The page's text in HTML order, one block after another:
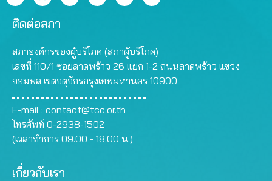
ติดต่อสภา
สภาองค์กรของผู้บริโภค (สภาผู้บริโภค)
เลขที่ 110/1 ซอยลาดพร้าว 26 แยก 1-2 ถนนลาดพร้าว แขวง
จอมพล เขตจตุจักรกรุงเทพมหานคร 10900
E-mail : contact@tcc.or.th
โทรศัพท์ 0-2938-1502
(เวลาทำการ 09.00 - 18.00 น.)
เกี่ยวกับเรา